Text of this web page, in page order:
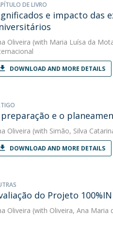
DE LIVRO
e impacto das
Oliveira (with Maria Luísa da
DOWNLOAD AND MORE DETAILS
preparação e o
Oliveira (with Simão, Silva
DOWNLOAD AND MORE DETAILS
do Projeto
Oliveira (with Oliveira, Ana Maria